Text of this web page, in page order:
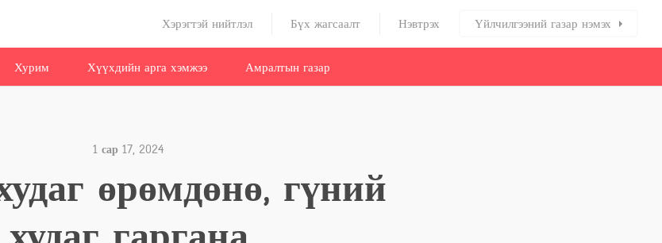
Хэрэгтэй нийтлэл Бүх жагсаалт Нэвтрэх Үйлчилгээний газар нэмэх
Хурим Хүүхдийн арга хэмжээ Амралтын газар
1 сар 17, 2024
өрөмдөнө, гүний